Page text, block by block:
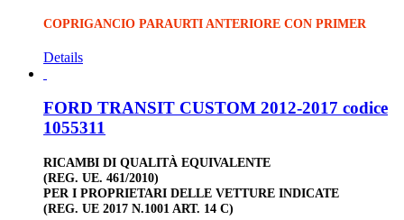
COPRIGANCIO PARAURTI ANTERIORE CON PRIMER
Details
FORD TRANSIT CUSTOM 2012-2017 codice
1055311
RICAMBI DI QUALITÀ EQUIVALENTE
(REG. UE. 461/2010)
PER I PROPRIETARI DELLE VETTURE INDICATE
(REG. UE 2017 N.1001 ART. 14 C)